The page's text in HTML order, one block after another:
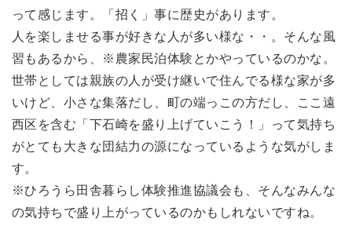
って感じます。「招く」事に歴史があります。
人を楽しませる事が好きな人が多い様な・・。そんな風
習もあるから、※農家民泊体験とかやっているのかな。
世帯としては親族の人が受け継いで住んでる様な家が多
いけど、小さな集落だし、町の端っこの方だし、ここ遠
西区を含む「下石崎を盛り上げていこう！」って気持ち
がとても大きな団結力の源になっているような気がしま
す。
※ひろうら田舎暮らし体験推進協議会も、そんなみんな
の気持ちで盛り上がっているのかもしれないですね。